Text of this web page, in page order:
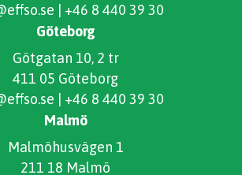
+46 8 440 39 30
Göteborg
Götgatan 10, 2 tr
411 05 Göteborg
+46 8 440 39 30
Malmö
Malmöhusvägen 1
211 18 Malmö